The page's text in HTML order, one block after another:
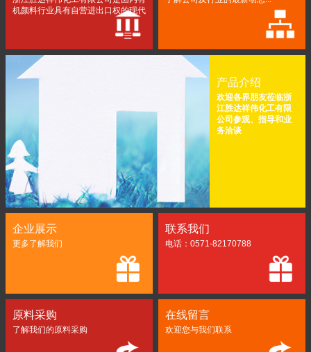
机颜料行业具有自营进出口权的现代
产品介绍
欢迎各界朋友莅临浙
江胜达祥伟化工有限
公司参观、指导和业
务洽谈
企业展示
更多了解我们
联系我们
电话：0571-82170788
原料采购
了解我们的原料采购
在线留言
欢迎您与我们联系